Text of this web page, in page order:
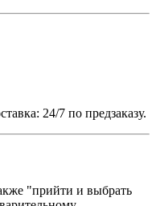
24/7 по предзаказу.
"прийти и выбрать